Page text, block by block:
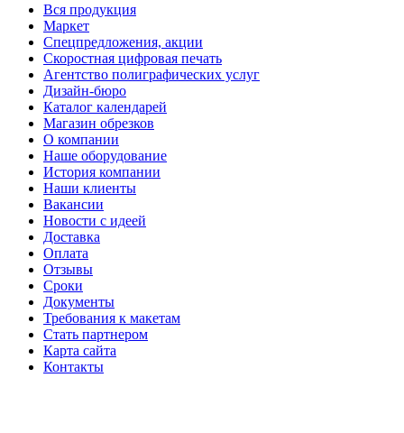
Вся продукция
Маркет
Спецпредложения, акции
Скоростная цифровая печать
Агентство полиграфических услуг
Дизайн-бюро
Каталог календарей
Магазин обрезков
О компании
Наше оборудование
История компании
Наши клиенты
Вакансии
Новости с идеей
Доставка
Оплата
Отзывы
Сроки
Документы
Требования к макетам
Стать партнером
Карта сайта
Контакты